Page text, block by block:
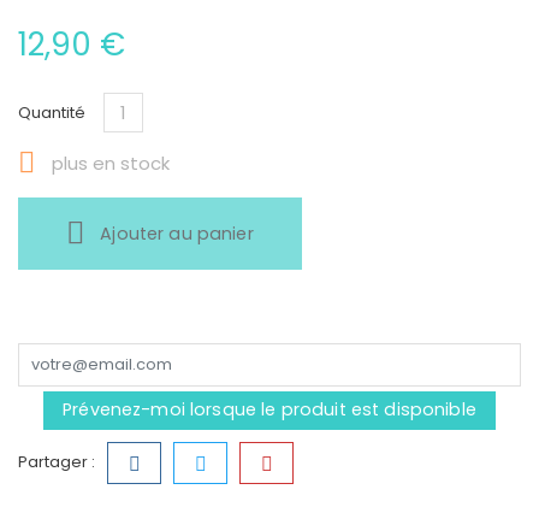
12,90 €
Quantité
 plus en stock
Ajouter au panier
Prévenez-moi lorsque le produit est disponible
Partager :